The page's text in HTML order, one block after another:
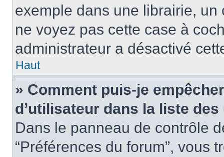
exemple dans une librairie,
ne voyez pas cette case à
administrateur a désactivé
Haut
» Comment puis-je
d’utilisateur dans la liste
Dans le panneau de contrôle
“Préférences du forum”, vous